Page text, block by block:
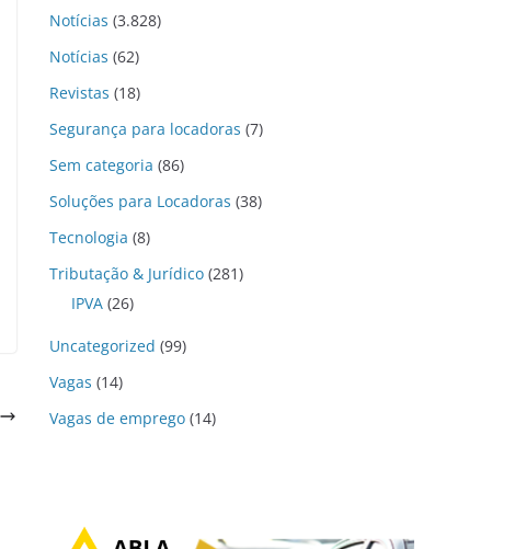
Notícias (3.828)
Notícias (62)
Revistas (18)
Segurança para locadoras (7)
Sem categoria (86)
Soluções para Locadoras (38)
Tecnologia (8)
Tributação & Jurídico (281)
IPVA (26)
Uncategorized (99)
Vagas (14)
Vagas de emprego (14)